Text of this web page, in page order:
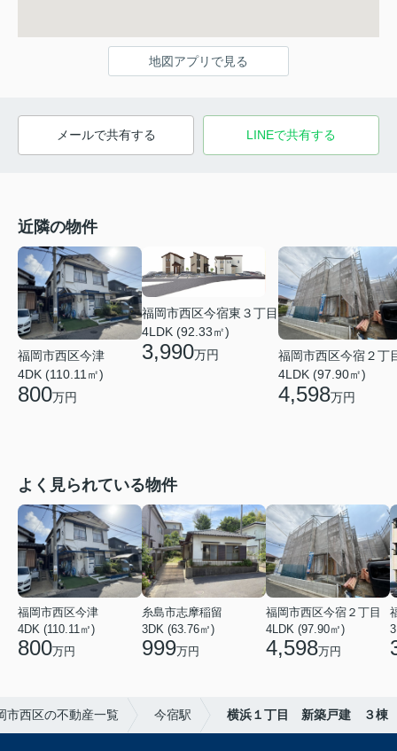
地図アプリで見る
メールで共有する LINEで共有する
近隣の物件
福岡市西区今津
4DK (110.11㎡)
800万円
福岡市西区今宿東３丁目
4LDK (92.33㎡)
3,990万円
福岡市西区今宿２丁
4LDK (97.90㎡)
4,598万円
よく見られている物件
福岡市西区今津
4DK (110.11㎡)
800万円
糸島市志摩稲留
3DK (63.76㎡)
999万円
福岡市西区今宿２丁目
4LDK (97.90㎡)
4,598万円
市西区の不動産一覧 今宿駅 横浜１丁目 新築戸建 ３棟